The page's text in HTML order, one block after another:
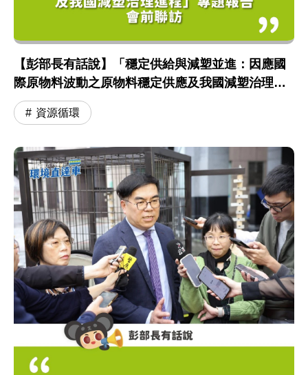
【彭部長有話說】「穩定供給與減塑並進：因應國
際原物料波動之原物料穩定供應及我國減塑治理進
程」專題報告 會前聯訪
資源循環